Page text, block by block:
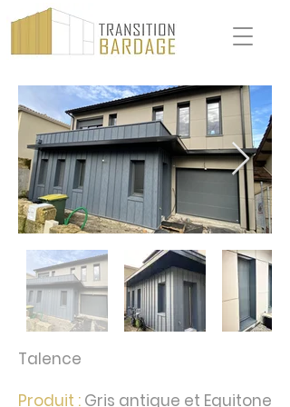
Talence
Produit : Gris antique et Equitone